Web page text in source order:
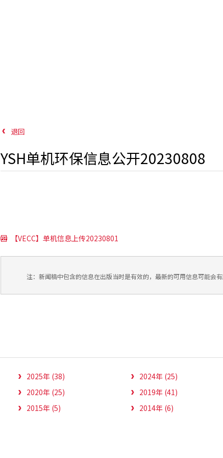
退回
YSH单机环保信息公开20230808
【VECC】单机信息上传20230801
注：新闻稿中包含的信息在出版当时是有效的，最新的可用信息可能会
2025年 (38) 2024年 (25)
2020年 (25) 2019年 (41)
2015年 (5) 2014年 (6)